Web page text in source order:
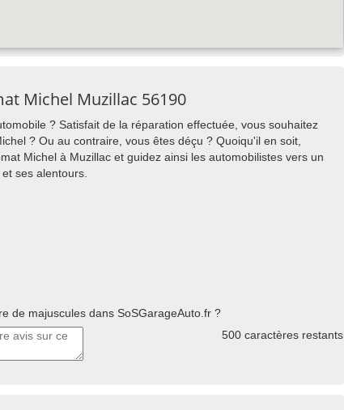
Michel Muzillac 56190
? Satisfait de la réparation effectuée, vous souhaitez
? Ou au contraire, vous êtes déçu ? Quoiqu'il en soit,
Michel à Muzillac et guidez ainsi les automobilistes vers un
ses alentours.
de majuscules dans SoSGarageAuto.fr ?
500 caractères restants